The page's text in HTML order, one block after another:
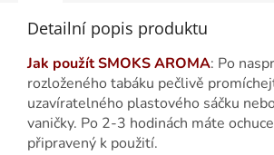
Detailní popis produktu
Jak použít SMOKS AROMA: Po
rozloženého tabáku pečlivě
uzavíratelného plastového sáčku
vaničky. Po 2-3 hodinách máte
připravený k použití.